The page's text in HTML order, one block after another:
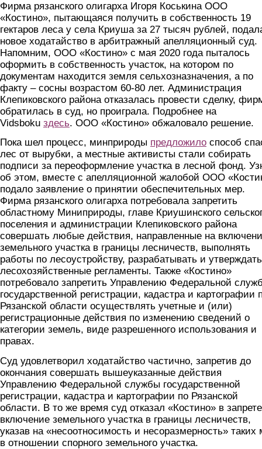
Фирма рязанского олигарха Игоря Коськина ООО
«Костино», пытающаяся получить в собственность 19
гектаров леса у села Криуша за 27 тысяч рублей,
новое ходатайство в арбитражный апелляционный суд.
Напомним, ООО «Костино» с мая 2020 года пыталось
оформить в собственность участок, на котором по
документам находится земля сельхозназначения, а по
факту – сосны возрастом 60-80 лет. Администрация
Клепиковского района отказалась провести сделку,
обратилась в суд, но проиграла. Подробнее на
Vidsboku здесь. ООО «Костино» обжаловало решение.
Пока шел процесс, минприроды предложило способ
лес от вырубки, а местные активисты стали собирать
подписи за переоформление участка в лесной фонд.
об этом, вместе с апелляционной жалобой ООО
подало заявление о принятии обеспечительных мер.
Фирма рязанского олигарха потребовала запретить
областному Миниприроды, главе Криушинского
поселения и администрации Клепиковского района
совершать любые действия, направленные на
земельного участка в границы лесничеств, выполнять
работы по лесоустройству, разрабатывать и утверждать
лесохозяйственные регламенты. Также «Костино»
потребовало запретить Управлению Федеральной
государственной регистрации, кадастра и картографии
Рязанской области осуществлять учетные и (или)
регистрационные действия по изменению сведений о
категории земель, виде разрешенного использования и
правах.
Суд удовлетворил ходатайство частично, запретив до
окончания совершать вышеуказанные действия
Управлению Федеральной службы государственной
регистрации, кадастра и картографии по Рязанской
области. В то же время суд отказал «Костино» в
включение земельного участка в границы лесничеств,
указав на «несоотносимость и несоразмерность» таких
в отношении спорного земельного участка.